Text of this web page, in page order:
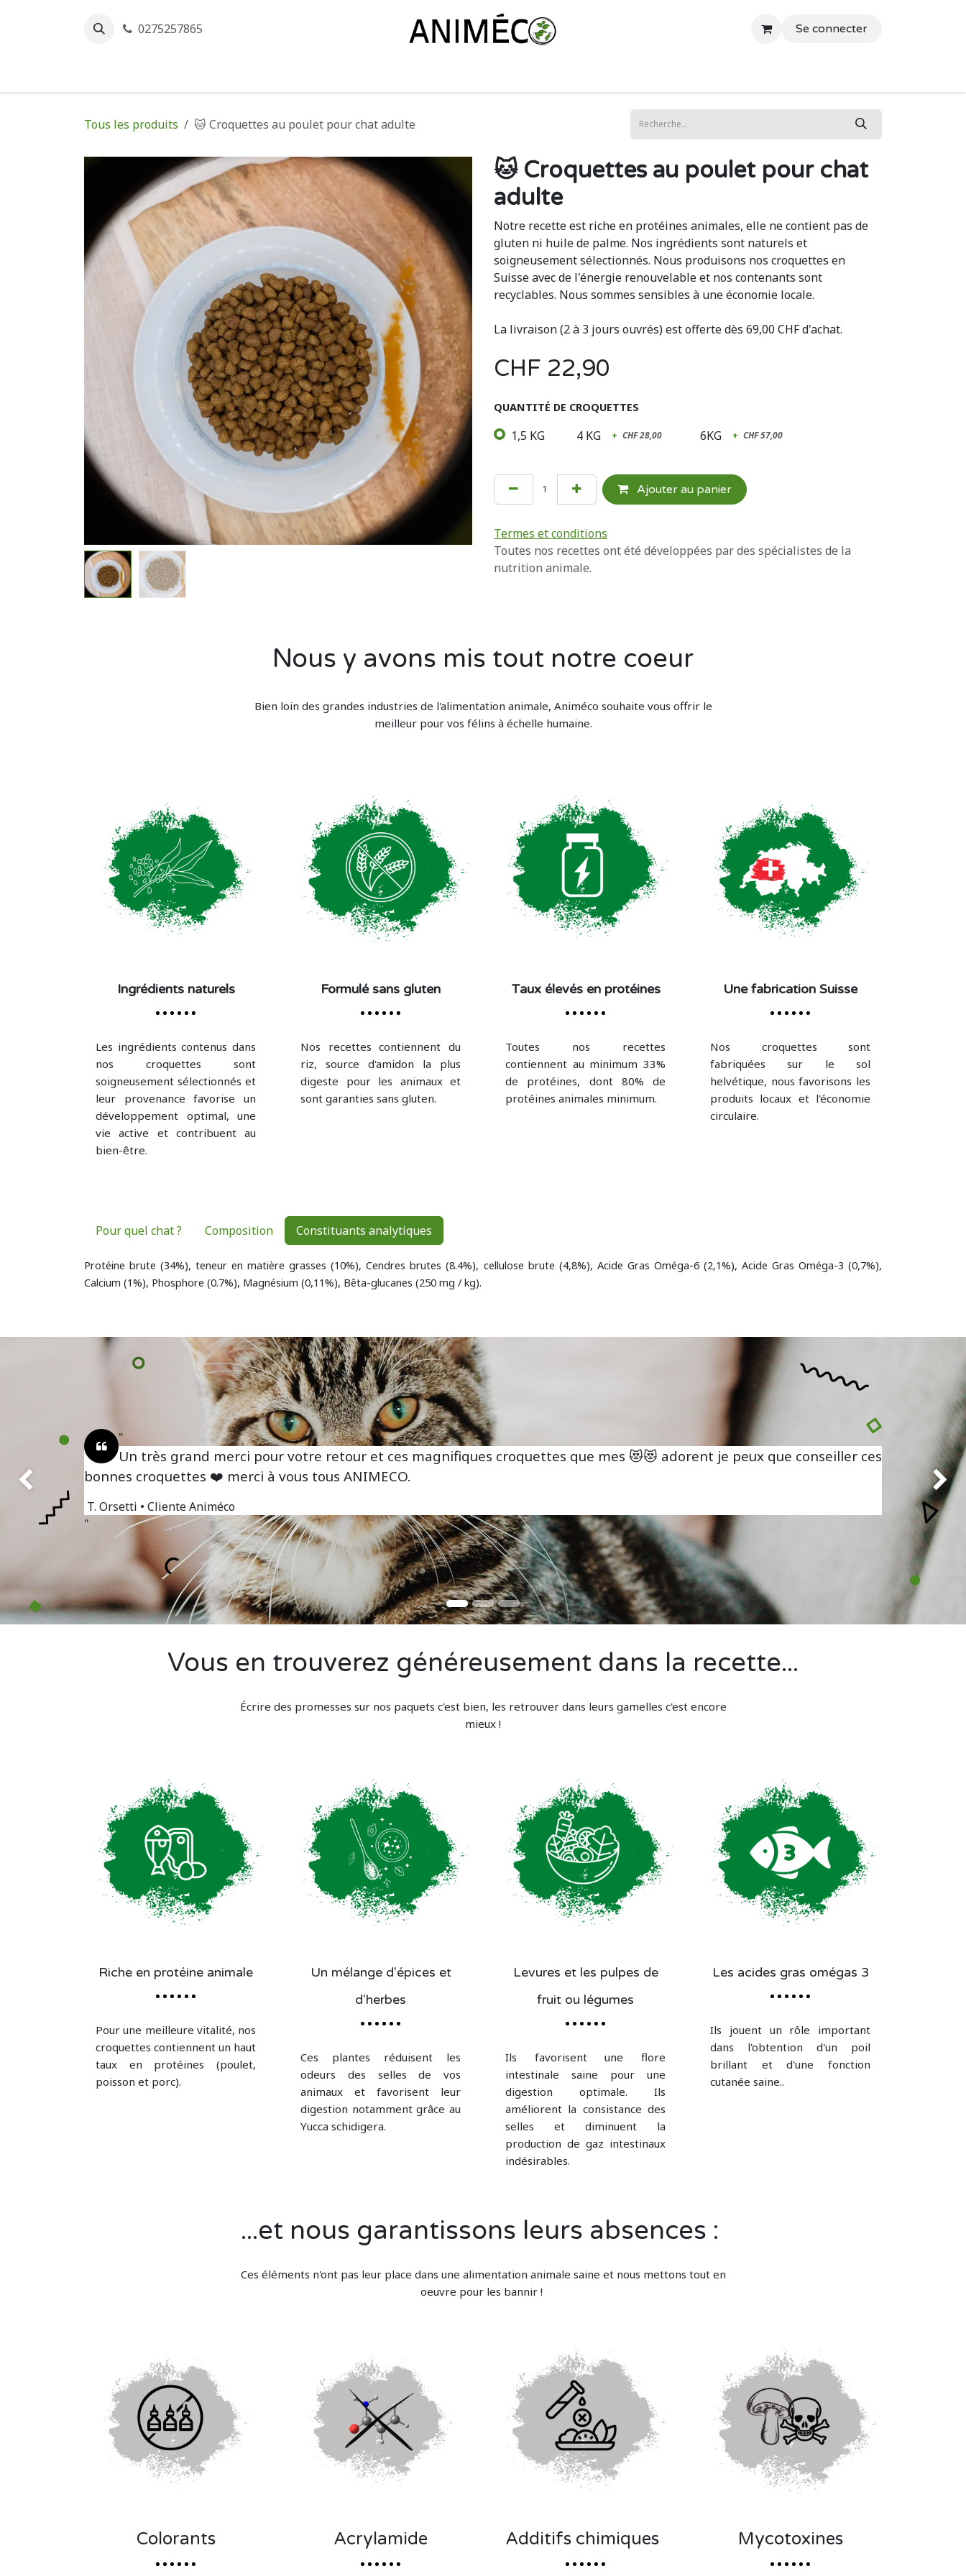
0275257865 Se connecter
Tous les produits 🐱 Croquettes au poulet pour chat adulte
🐱 Croquettes au poulet pour chat
adulte
Notre recette est riche en protéines animales, elle ne contient pas de
gluten ni huile de palme. Nos ingrédients sont naturels et
soigneusement sélectionnés. Nous produisons nos croquettes en
Suisse avec de l'énergie renouvelable et nos contenants sont
recyclables. Nous sommes sensibles à une économie locale.
La livraison (2 à 3 jours ouvrés) est offerte dès 69,00 CHF d'achat.
CHF 22,90
QUANTITÉ DE CROQUETTES
1,5 KG 4 KG + CHF28,00 6KG + CHF57,00
Ajouter au panier
Termes et conditions
Toutes nos recettes ont été développées par des spécialistes de la
nutrition animale.
Nous y avons mis tout notre coeur
Bien loin des grandes industries de l'alimentation animale, Animéco souhaite vous offrir le
meilleur pour vos félins à échelle humaine.
Ingrédients naturels
Les ingrédients contenus dans
nos croquettes sont
soigneusement sélectionnés et
leur provenance favorise un
développement optimal, une
vie active et contribuent au
bien-être.
Formulé sans gluten
Nos recettes contiennent du
riz, source d'amidon la plus
digeste pour les animaux et
sont garanties sans gluten.
Taux élevés en protéines
Toutes nos recettes
contiennent au minimum 33%
de protéines, dont 80% de
protéines animales minimum.
Une fabrication Suisse
Nos croquettes sont
fabriquées sur le sol
helvétique, nous favorisons les
produits locaux et l'économie
circulaire.
Pour quel chat ? Composition Constituants analytiques
Protéine brute (34%), teneur en matière grasses (10%), Cendres brutes (8.4%), cellulose brute (4,8%), Acide Gras Oméga-6 (2,1%), Acide Gras Oméga-3 (0,7%),
Calcium (1%), Phosphore (0.7%), Magnésium (0,11%), Bêta-glucanes (250 mg / kg).
Un très grand merci pour votre retour et ces magnifiques croquettes que mes 😻😻 adorent je peux que conseiller ces
bonnes croquettes ❤️ merci à vous tous ANIMECO.
T. Orsetti • Cliente Animéco
Précédent
Vous en trouverez généreusement dans la recette...
Écrire des promesses sur nos paquets c'est bien, les retrouver dans leurs gamelles c'est encore
mieux !
Riche en protéine animale
Pour une meilleure vitalité, nos
croquettes contiennent un haut
taux en protéines (poulet,
poisson et porc).
Un mélange d'épices et
d'herbes
Ces plantes réduisent les
odeurs des selles de vos
animaux et favorisent leur
digestion notamment grâce au
Yucca schidigera.
Levures et les pulpes de
fruit ou légumes
Ils favorisent une flore
intestinale saine pour une
digestion optimale. Ils
améliorent la consistance des
selles et diminuent la
production de gaz intestinaux
indésirables.
Les acides gras omégas 3
Ils jouent un rôle important
dans l'obtention d'un poil
brillant et d'une fonction
cutanée saine..
...et nous garantissons leurs absences :
Ces éléments n'ont pas leur place dans une alimentation animale saine et nous mettons tout en
oeuvre pour les bannir !
Colorants Acrylamide Additifs chimiques Mycotoxines